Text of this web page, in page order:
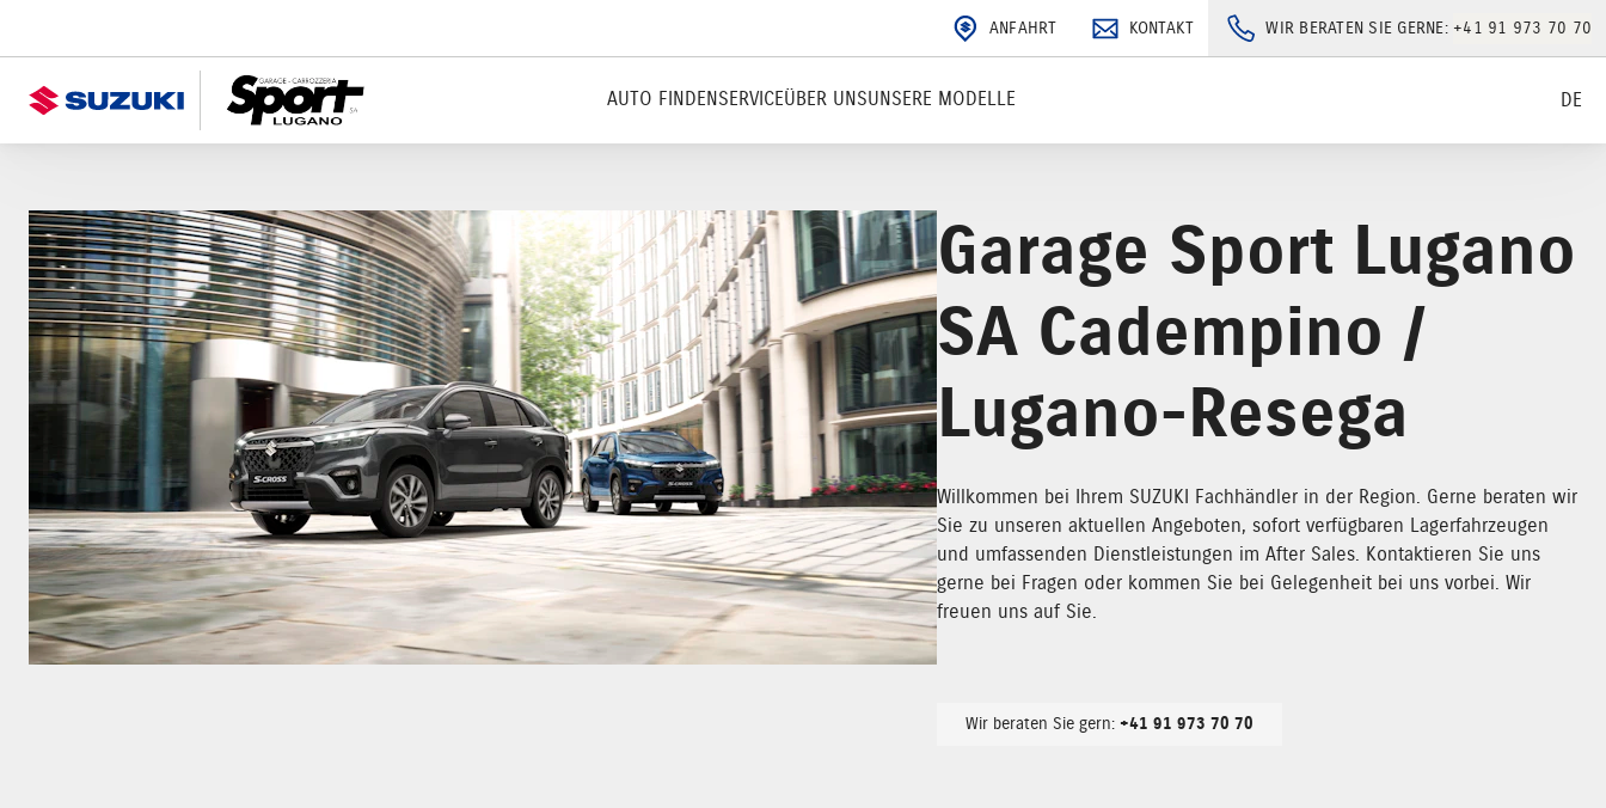
ANFAHRT KONTAKT WIR BERATEN SIE GERNE: +41 91 973 70 70
AUTO FINDENSERVICEÜBER UNSUNSERE MODELLE DE
Garage Sport Lugano
SA Cadempino /
Lugano-Resega
Willkommen bei Ihrem SUZUKI Fachhändler in der Region. Gerne beraten wir
Sie zu unseren aktuellen Angeboten, sofort verfügbaren Lagerfahrzeugen
und umfassenden Dienstleistungen im After Sales. Kontaktieren Sie uns
gerne bei Fragen oder kommen Sie bei Gelegenheit bei uns vorbei. Wir
freuen uns auf Sie.
Wir beraten Sie gern: +41 91 973 70 70